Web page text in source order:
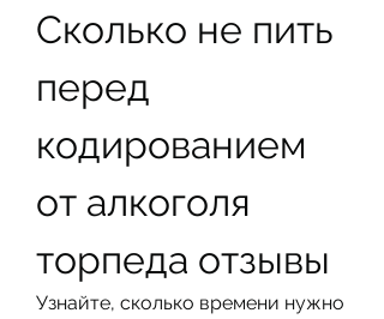
Сколько не пить
перед
кодированием
от алкоголя
торпеда отзывы
Узнайте, сколько времени нужно